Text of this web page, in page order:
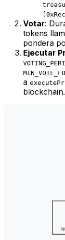
Votar:
tokens
pondera
Ejecutar
a
blockchain.